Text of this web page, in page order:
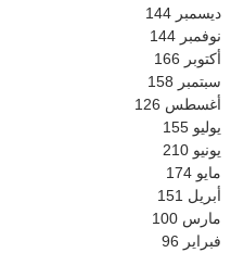
ديسمبر 144
نوفمبر 144
أكتوبر 166
سبتمبر 158
أغسطس 126
يوليو 155
يونيو 210
مايو 174
أبريل 151
مارس 100
فبراير 96